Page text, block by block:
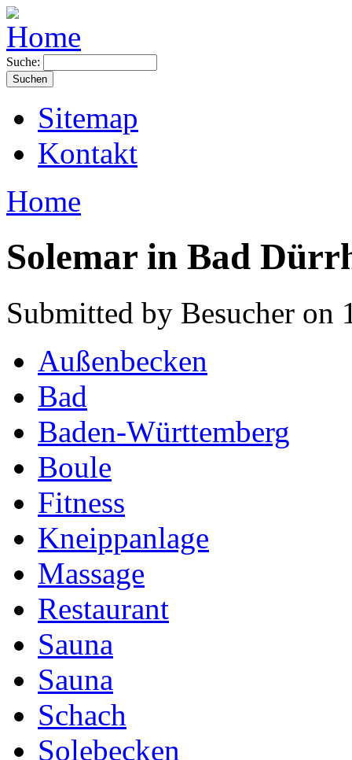
Suche:
Sitemap
Kontakt
Home
Solemar in Bad
Submitted by Besucher on
Außenbecken
Bad
Baden-Württemberg
Boule
Fitness
Kneippanlage
Massage
Restaurant
Sauna
Sauna
Schach
Solebecken